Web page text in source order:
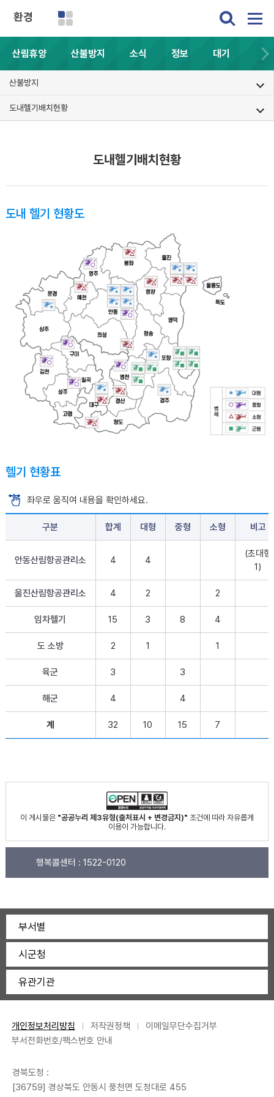
환경
산림휴양 산불방지 소식 정보 대기
산불방지
도내헬기배치현황
도내헬기배치현황
도내 헬기 현황도
헬기 현황표
좌우로 움직여 내용을 확인하세요.
구분 합계 대형 중형 소형 비고
안동산림항공관리소 4 4
(초대형
1)
울진산림항공관리소 4 2 2
임차헬기 15 3 8 4
도 소방 2 1 1
육군 3 3
해군 4 4
계 32 10 15 7
이 게시물은 "공공누리 제3유형(출처표시 + 변경금지)" 조건에 따라 자유롭게
이용이 가능합니다.
행복콜센터 : 1522-0120
부서별
시군청
유관기관
개인정보처리방침 저작권정책
이메일무단수집거부
부서전화번호/팩스번호 안내
경북도청 :
[36759] 경상북도 안동시 풍천면 도청대로 455